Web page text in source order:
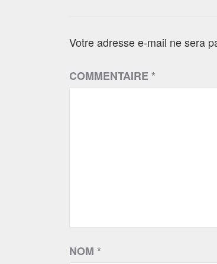
Votre adresse e-mail ne sera
COMMENTAIRE*
NOM *